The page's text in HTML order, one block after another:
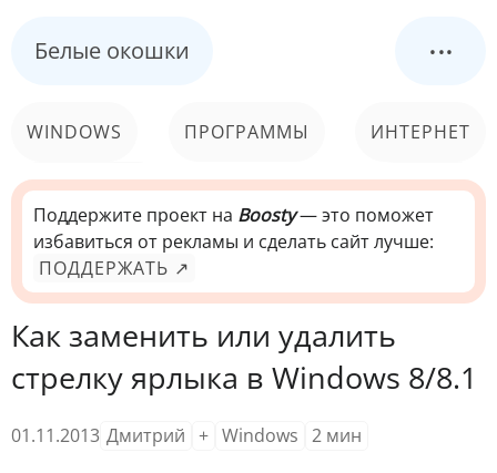
Белые окошки ...
WINDOWS ПРОГРАММЫ ИНТЕРНЕТ
КОМПЬЮТЕР
СИСТЕМА
Поддержите проект на Boosty— это поможет
избавиться от рекламы и сделать сайт лучше:
ПОДДЕРЖАТЬ ↗
Как заменить или удалить
стрелку ярлыка в Windows 8/8.1
01.11.2013 Дмитрий + Windows 2 мин